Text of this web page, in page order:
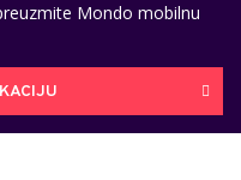
Mondo mobilnu